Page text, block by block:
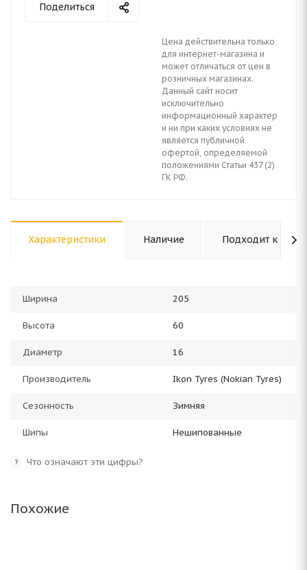
Поделиться
Цена действительна только
для интернет-магазина и
может отличаться от цен в
розничных магазинах.
Данный сайт носит
исключительно
информационный характер
и ни при каких условиях не
является публичной
офертой, определяемой
положениями Статьи 437 (2)
ГК РФ.
Характеристики Наличие Подходит к авто
Ширина 205
Высота 60
Диаметр 16
Производитель Ikon Tyres (Nokian Tyres)
Сезонность Зимняя
Шипы Нешипованные
? Что означают эти цифры?
Похожие